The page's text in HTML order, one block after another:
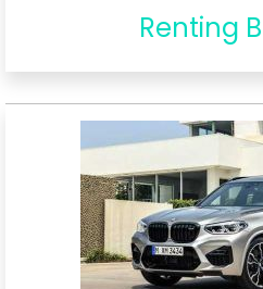
Renting